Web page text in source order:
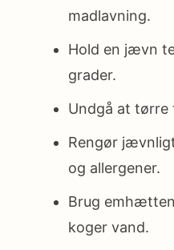
madlavning.
Hold en jævn
grader.
Undgå at tørre
Rengør
og allergener.
Brug
koger vand.